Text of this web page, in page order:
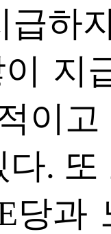
급하
지
이
다.
당과